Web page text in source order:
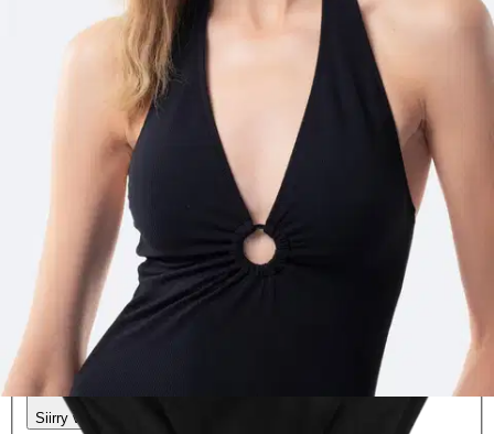
Verkkokaupan hinta
BLACK 1
BLACK 1
Valittu koko:Valitse koko
36 40 42 44
Valitse toimitustapa
Ilmainen
Siirry valitsemaan myymälä